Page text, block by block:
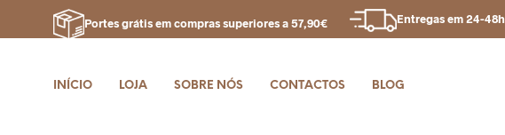
Portes grátis em compras superiores a 57,90€ Entregas em 24-48h
INÍCIO LOJA SOBRE NÓS CONTACTOS BLOG